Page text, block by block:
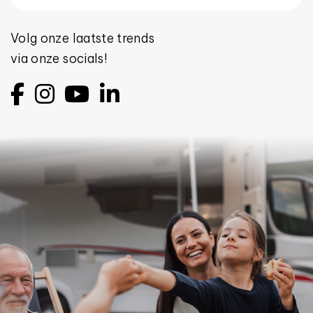
Volg onze laatste trends
via onze socials!